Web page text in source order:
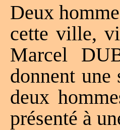
Deux
cette ville,
Marcel
donnent
deux
présenté à